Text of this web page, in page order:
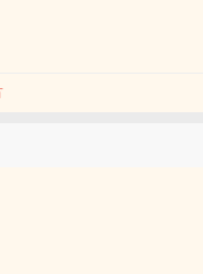
玩弄于股掌之间的纯洁